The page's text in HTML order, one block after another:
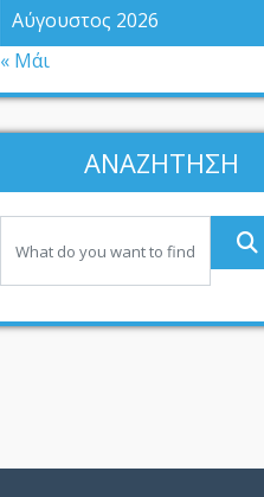
Αύγουστος 2026
« Μάι
ΑΝΑΖΗΤΗΣΗ